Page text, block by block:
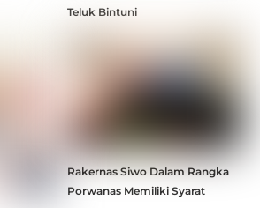
Teluk Bintuni
Rakernas Siwo Dalam Rangka
Porwanas Memiliki Syarat